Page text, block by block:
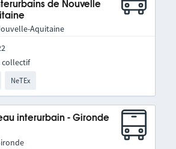
de Nouvelle
Aquitaine
NeTEx
interurbain - Gironde